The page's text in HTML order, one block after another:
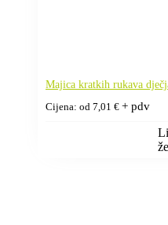
Majica kratkih rukava
Cijena: od 7,01 € + pdv